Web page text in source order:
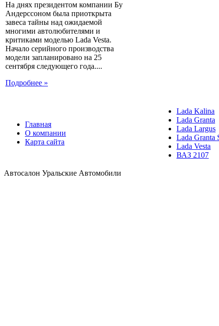
На днях президентом компании Бу
Андерссоном была приоткрыта
завеса тайны над ожидаемой
многими автолюбителями и
критиками моделью Lada Vesta.
Начало серийного производства
модели запланировано на 25
сентября следующего года....
Подробнее »
Главная
О компании
Карта сайта
Lada Kalina
Lada Granta
Lada Largus
Lada Granta
Lada Vesta
ВАЗ 2107
Автосалон Уральские Автомобили